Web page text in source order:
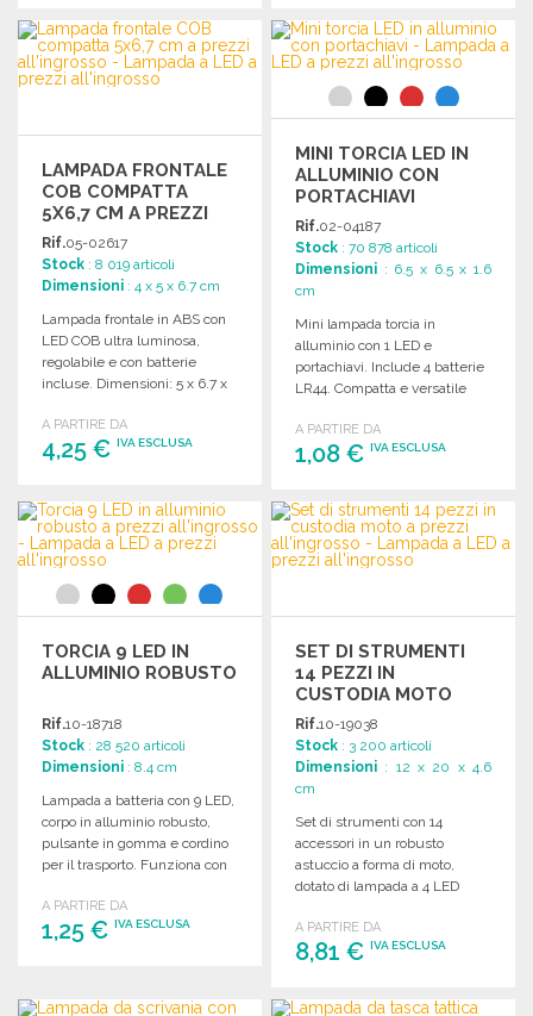
ORDINARE
Richiedi un preventivo
ORDINARE
Richiedi un preventivo
LAMPADA FRONTALE
COB COMPATTA
5X6,7 CM A PREZZI
ALL'INGROSSO
Rif.05-02617
Stock : 8 019 articoli
Dimensioni : 4 x 5 x 6.7 cm
Lampada frontale in ABS con
LED COB ultra luminosa,
regolabile e con batterie
incluse. Dimensioni: 5 x 6.7 x
A PARTIRE DA
4,25 € IVA ESCLUSA
ORDINARE
Richiedi un preventivo
MINI TORCIA LED IN
ALLUMINIO CON
PORTACHIAVI
Rif.02-04187
Stock : 70 878 articoli
Dimensioni : 6.5 x 6.5 x 1.6
cm
Mini lampada torcia in
alluminio con 1 LED e
portachiavi. Include 4 batterie
LR44. Compatta e versatile
A PARTIRE DA
1,08 €IVA ESCLUSA
ORDINARE
Richiedi un preventivo
TORCIA 9 LED IN
ALLUMINIO ROBUSTO
Rif.10-18718
Stock : 28 520 articoli
Dimensioni : 8.4 cm
Lampada a batteria con 9 LED,
corpo in alluminio robusto,
pulsante in gomma e cordino
per il trasporto. Funziona con
A PARTIRE DA
1,25 € IVA ESCLUSA
SET DI STRUMENTI
14 PEZZI IN
CUSTODIA MOTO
Rif.10-19038
Stock : 3 200 articoli
Dimensioni : 12 x 20 x 4.6
cm
Set di strumenti con 14
accessori in un robusto
astuccio a forma di moto,
dotato di lampada a 4 LED
A PARTIRE DA
8,81 €IVA ESCLUSA
ORDINARE